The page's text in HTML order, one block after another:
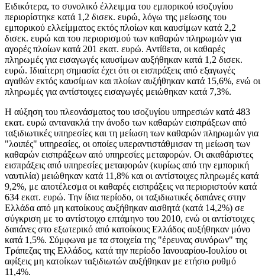
Ειδικότερα, το συνολικό έλλειμμα του εμπορικού ισοζυγίου
περιορίστηκε κατά 1,2 δισεκ. ευρώ, λόγω της μείωσης του
εμπορικού ελλείμματος εκτός πλοίων και καυσίμων κατά 2,2
δισεκ. ευρώ και του περιορισμού των καθαρών πληρωμών για
αγορές πλοίων κατά 201 εκατ. ευρώ. Αντίθετα, οι καθαρές
πληρωμές για εισαγωγές καυσίμων αυξήθηκαν κατά 1,2 δισεκ.
ευρώ. Ιδιαίτερη σημασία έχει ότι οι εισπράξεις από εξαγωγές
αγαθών εκτός καυσίμων και πλοίων αυξήθηκαν κατά 15,6%, ενώ οι
πληρωμές για αντίστοιχες εισαγωγές μειώθηκαν κατά 7,3%.
Η αύξηση του πλεονάσματος του ισοζυγίου υπηρεσιών κατά 483
εκατ. ευρώ αντανακλά την άνοδο των καθαρών εισπράξεων από
ταξιδιωτικές υπηρεσίες και τη μείωση των καθαρών πληρωμών για
"λοιπές" υπηρεσίες, οι οποίες υπεραντιστάθμισαν τη μείωση των
καθαρών εισπράξεων από υπηρεσίες μεταφορών. Οι ακαθάριστες
εισπράξεις από υπηρεσίες μεταφορών (κυρίως από την εμπορική
ναυτιλία) μειώθηκαν κατά 11,8% και οι αντίστοιχες πληρωμές κατά
9,2%, με αποτέλεσμα οι καθαρές εισπράξεις να περιοριστούν κατά
634 εκατ. ευρώ. Την ίδια περίοδο, οι ταξιδιωτικές δαπάνες στην
Ελλάδα από μη κατοίκους αυξήθηκαν αισθητά (κατά 14,2%) σε
σύγκριση με το αντίστοιχο επτάμηνο του 2010, ενώ οι αντίστοιχες
δαπάνες στο εξωτερικό από κατοίκους Ελλάδος αυξήθηκαν μόνο
κατά 1,5%. Σύμφωνα με τα στοιχεία της "έρευνας συνόρων" της
Τράπεζας της Ελλάδος, κατά την περίοδο Ιανουαρίου-Ιουλίου οι
αφίξεις μη κατοίκων ταξιδιωτών αυξήθηκαν με ετήσιο ρυθμό
11,4%.